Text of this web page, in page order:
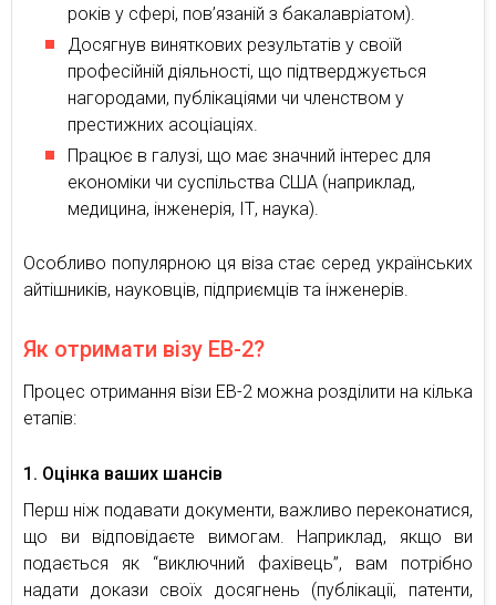
років у сфері, пов’язаній з бакалавріатом).
Досягнув виняткових результатів у своїй
професійній діяльності, що підтверджується
нагородами, публікаціями чи членством у
престижних асоціаціях.
Працює в галузі, що має значний інтерес для
економіки чи суспільства США (наприклад,
медицина, інженерія, ІТ, наука).
Особливо популярною ця віза стає серед українських
айтішників, науковців, підприємців та інженерів.
Як отримати візу EB-2?
Процес отримання візи EB-2 можна розділити на кілька
етапів:
1. Оцінка ваших шансів
Перш ніж подавати документи, важливо переконатися,
що ви відповідаєте вимогам. Наприклад, якщо ви
подається як “виключний фахівець”, вам потрібно
надати докази своїх досягнень (публікації, патенти,